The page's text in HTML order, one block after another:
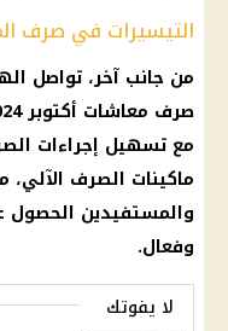
التيسيرات في صرف
من جانب آخر، تواصل
صرف معاشات أكتوبر 2024 لمن تخلف عن
مع تسهيل إجراءات
ماكينات الصرف الآلي،
والمستفيدين
وفعال.
لا يفوتك